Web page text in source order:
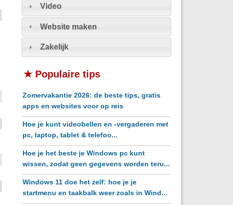
Video
Website maken
Zakelijk
★ Populaire tips
Zomervakantie 2026: de beste tips, gratis
apps en websites voor op reis
Hoe je kunt videobellen en -vergaderen met
pc, laptop, tablet & telefoo...
Hoe je het beste je Windows pc kunt
wissen, zodat geen gegevens worden teru...
Windows 11 doe het zelf: hoe je je
startmenu en taakbalk weer zoals in Wind...